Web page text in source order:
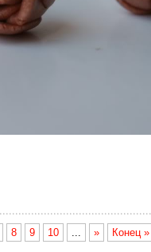
8 9 10 ... » Конец »